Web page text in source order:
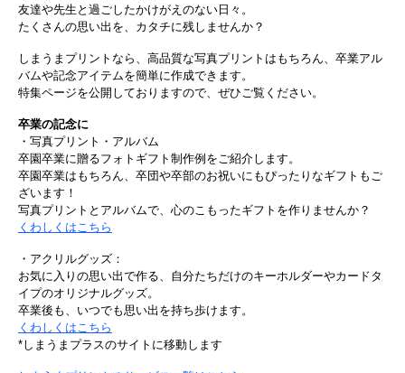
友達や先生と過ごしたかけがえのない日々。
たくさんの思い出を、カタチに残しませんか？
しまうまプリントなら、高品質な写真プリントはもちろん、卒業アル
バムや記念アイテムを簡単に作成できます。
特集ページを公開しておりますので、ぜひご覧ください。
卒業の記念に
・写真プリント・アルバム
卒園卒業に贈るフォトギフト制作例をご紹介します。
卒園卒業はもちろん、卒団や卒部のお祝いにもぴったりなギフトもご
ざいます！
写真プリントとアルバムで、心のこもったギフトを作りませんか？
くわしくはこちら
・アクリルグッズ：
お気に入りの思い出で作る、自分たちだけのキーホルダーやカードタ
イプのオリジナルグッズ。
卒業後も、いつでも思い出を持ち歩けます。
くわしくはこちら
*しまうまプラスのサイトに移動します